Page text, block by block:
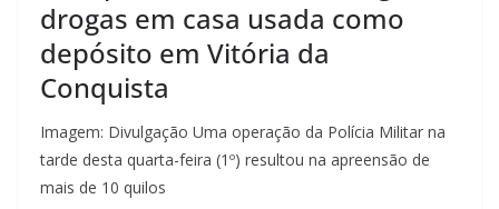
drogas em casa usada como
depósito em Vitória da
Conquista
Imagem: Divulgação Uma operação da Polícia Militar na
tarde desta quarta-feira (1º) resultou na apreensão de
mais de 10 quilos